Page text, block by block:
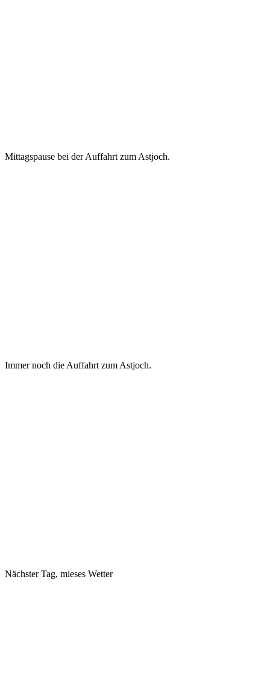
Mittagspause bei der Auffahrt zum Astjoch.
Immer noch die Auffahrt zum Astjoch.
Nächster Tag, mieses Wetter